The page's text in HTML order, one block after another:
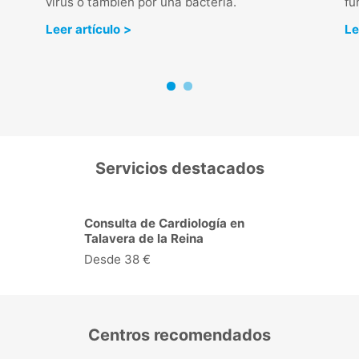
Leer artículo >
Servicios destacados
Ecocardiograma + Doppler
Color en Talavera de la Reina
Desde 137 €
Centros recomendados